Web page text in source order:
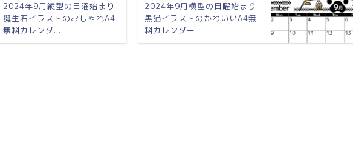
2024年9月縦型の日曜始まり
誕生石イラストのおしゃれA4
無料カレンダ...
2024年9月横型の日曜始まり
黒猫イラストのかわいいA4無
料カレンダー